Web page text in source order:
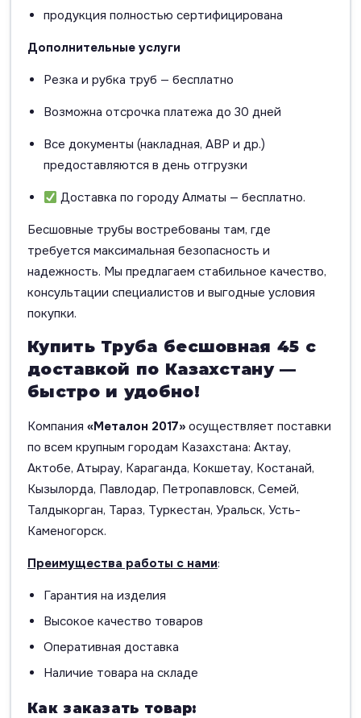
продукция полностью сертифицирована
Дополнительные услуги
Резка и рубка труб — бесплатно
Возможна отсрочка платежа до 30 дней
Все документы (накладная, АВР и др.)
предоставляются в день отгрузки
Доставка по городу Алматы — бесплатно.
Бесшовные трубы востребованы там, где
требуется максимальная безопасность и
надежность. Мы предлагаем стабильное качество,
консультации специалистов и выгодные условия
покупки.
Купить Труба бесшовная 45 с
доставкой по Казахстану —
быстро и удобно!
Компания «Металон 2017» осуществляет поставки
по всем крупным городам Казахстана: Актау,
Актобе, Атырау, Караганда, Кокшетау, Костанай,
Кызылорда, Павлодар, Петропавловск, Семей,
Талдыкорган, Тараз, Туркестан, Уральск, Усть-
Каменогорск.
Преимущества работы с нами:
Гарантия на изделия
Высокое качество товаров
Оперативная доставка
Наличие товара на складе
Как заказать товар: